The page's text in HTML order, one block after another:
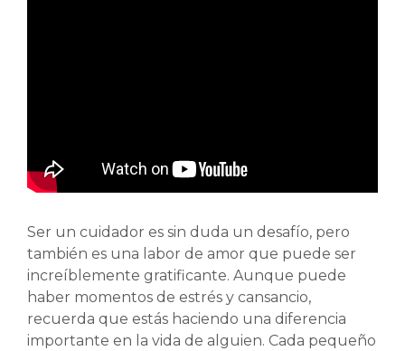
Ser un cuidador es sin duda un desafío, pero
también es una labor de amor que puede ser
increíblemente gratificante. Aunque puede
haber momentos de estrés y cansancio,
recuerda que estás haciendo una diferencia
importante en la vida de alguien. Cada pequeño